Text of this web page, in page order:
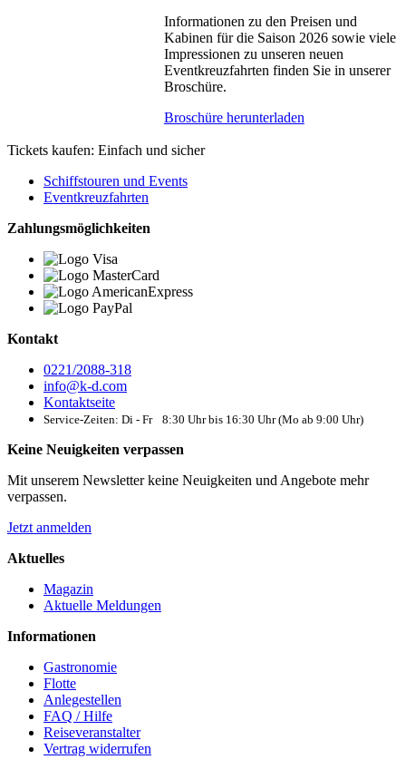
Informationen zu den Preisen und
Kabinen für die Saison 2026 sowie viele
Impressionen zu unseren neuen
Eventkreuzfahrten finden Sie in unserer
Broschüre.
Broschüre herunterladen
Tickets kaufen: Einfach und sicher
Schiffstouren und Events
Eventkreuzfahrten
Zahlungsmöglichkeiten
Kontakt
0221/2088-318
info@k-d.com
Kontaktseite
Service-Zeiten: Di - Fr 8:30 Uhr bis 16:30 Uhr (Mo ab 9:00 Uhr)
Keine Neuigkeiten verpassen
Mit unserem Newsletter keine Neuigkeiten und Angebote mehr
verpassen.
Jetzt anmelden
Aktuelles
Magazin
Aktuelle Meldungen
Informationen
Gastronomie
Flotte
Anlegestellen
FAQ / Hilfe
Reiseveranstalter
Vertrag widerrufen